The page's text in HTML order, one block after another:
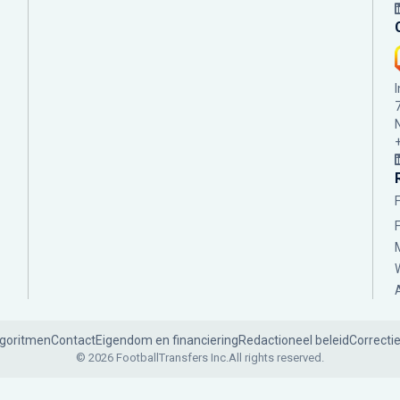
ContactEigendom en financieringRedactioneel beleid
© 2026 FootballTransfers Inc.All rights reserved.